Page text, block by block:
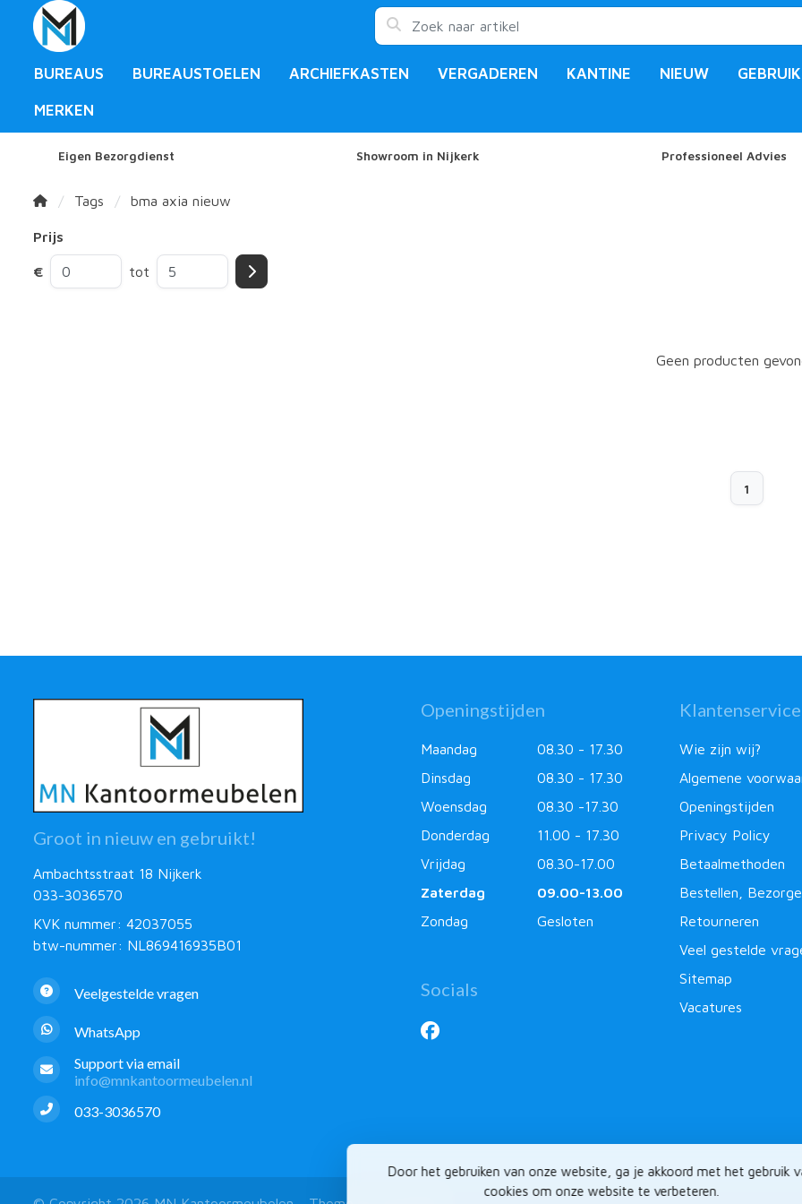
Door het gebruiken van onze website, ga je akkoord met het gebruik
cookies om onze website te verbeteren.
BUREAUS BUREAUSTOELEN ARCHIEFKASTEN VERGADEREN KANTINE NIEUW
MERKEN
Eigen Bezorgdienst Showroom in Nijkerk Professioneel Advies
Tags bma axia nieuw
Prijs
€ tot
Geen producten
1
Groot in nieuw en gebruikt!
Ambachtsstraat 18 Nijkerk
033-3036570
KVK nummer: 42037055
btw-nummer: NL869416935B01
Veelgestelde vragen
WhatsApp
Support via email
info@mnkantoormeubelen.nl
033-3036570
Openingstijden
Maandag
08.30 - 17.30
Dinsdag
08.30 - 17.30
Woensdag
08.30 -17.30
Donderdag
11.00 - 17.30
Vrijdag
08.30-17.00
Zaterdag
09.00-13.00
Zondag
Gesloten
Socials
Klantenservice
Wie zijn wij?
Algemene
Openingstijden
Privacy Policy
Betaalmethoden
Bestellen,
Retourneren
Veel gestelde
Sitemap
Vacatures